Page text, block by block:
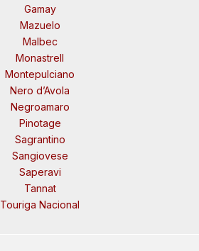
Gamay
Mazuelo
Malbec
Monastrell
Montepulciano
Nero d’Avola
Negroamaro
Pinotage
Sagrantino
Sangiovese
Saperavi
Tannat
Touriga Nacional